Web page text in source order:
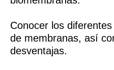
Conocer los
de membranas, así
desventajas.